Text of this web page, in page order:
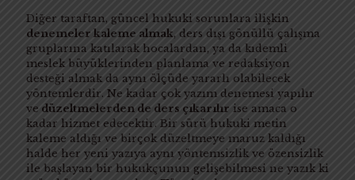
Diğer taraftan, güncel hukuki sorunlara ilişkin
denemeler kaleme almak, ders dışı gönüllü çalışma
gruplarına katılarak hocalardan, ya da kıdemli
meslek büyüklerinden planlama ve redaksiyon
desteği almak da aynı ölçüde yararlı olabilecek
yöntemlerdir. Ne kadar çok yazım denemesi yapılır
ve düzeltmelerden de ders çıkarılır ise amaca o
kadar hizmet edecektir. Bir sürü hukuki metin
kaleme aldığı ve birçok düzeltmeye maruz kaldığı
halde her yeni yazıya aynı yöntemsizlik ve özensizlik
ile başlayan bir hukukçunun gelişebilmesi ne yazık ki